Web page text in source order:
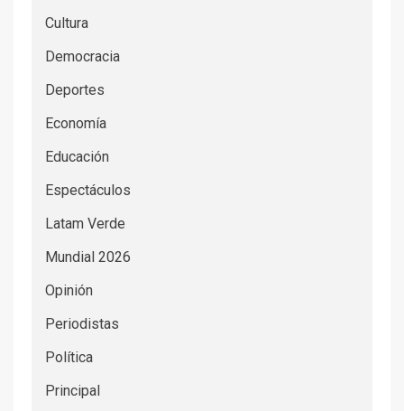
Cultura
Democracia
Deportes
Economía
Educación
Espectáculos
Latam Verde
Mundial 2026
Opinión
Periodistas
Política
Principal